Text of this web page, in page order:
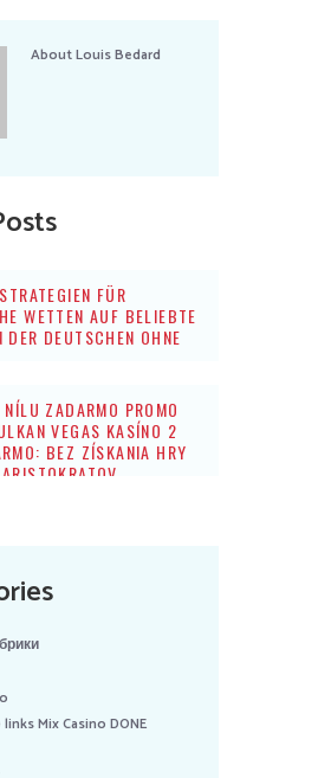
AboutLouis Bedard
FÜR
WETTEN AUF BELIEBTE
DER DEUTSCHEN OHNE
ZADARMO PROMO
VEGAS KASÍNO 2
BEZ ZÍSKANIA HRY
links Mix Casino DONE